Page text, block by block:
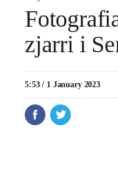
zjarri i
5:53 / 1 January 2023